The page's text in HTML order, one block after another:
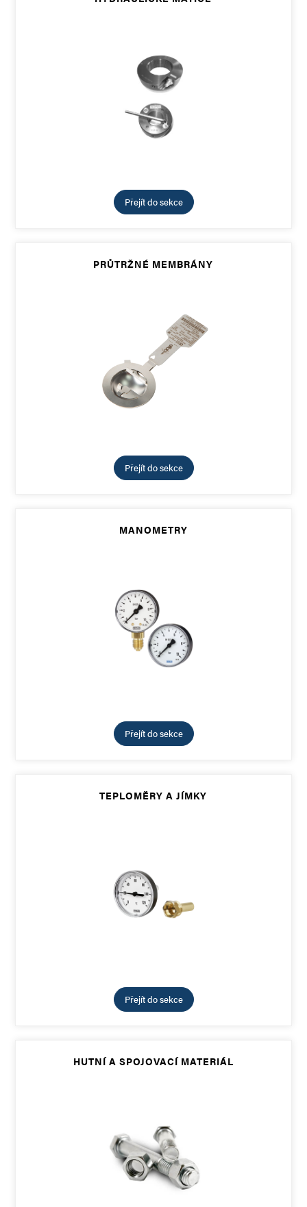
Přejít do sekce
PRŮTRŽNÉ MEMBRÁNY
Přejít do sekce
MANOMETRY
Přejít do sekce
TEPLOMĚRY A JÍMKY
Přejít do sekce
HUTNÍ A SPOJOVACÍ MATERIÁL